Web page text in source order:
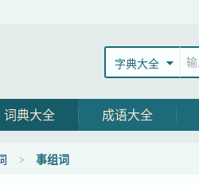
字典大全
词典大全 成语大全
事组词